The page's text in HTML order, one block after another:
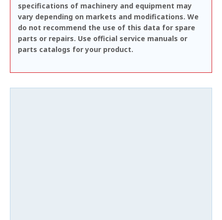
specifications of machinery and equipment may
vary depending on markets and modifications. We
do not recommend the use of this data for spare
parts or repairs. Use official service manuals or
parts catalogs for your product.